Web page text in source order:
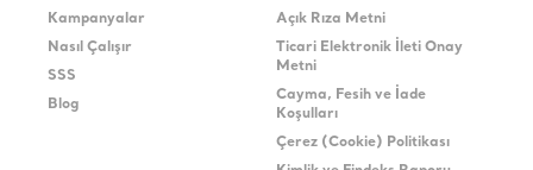
Kampanyalar
Nasıl Çalışır
SSS
Blog
Açık Rıza Metni
Ticari Elektronik İleti Onay
Metni
Cayma, Fesih ve İade
Koşulları
Çerez (Cookie) Politikası